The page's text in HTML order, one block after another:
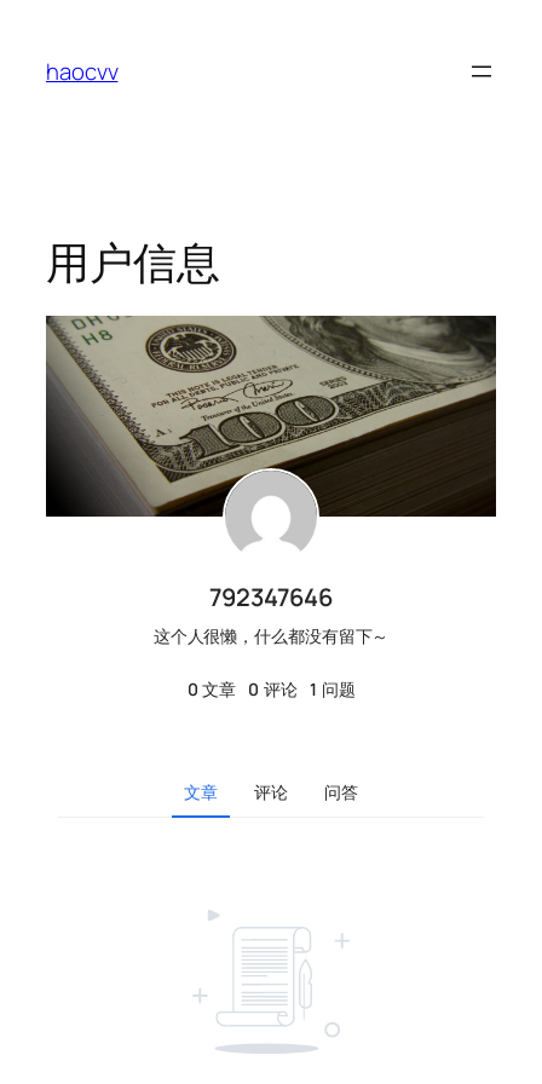
haocvv
用户信息
792347646
这个人很懒，什么都没有留下～
0 文章 0 评论 1 问题
文章 评论 问答